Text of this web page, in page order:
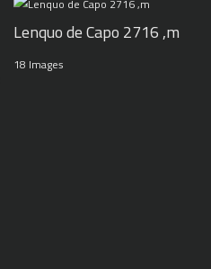
Lenquo de Capo 2716 ,m
18 Images